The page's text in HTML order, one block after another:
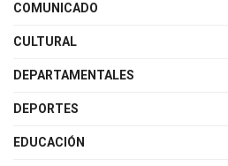
COMUNICADO
CULTURAL
DEPARTAMENTALES
DEPORTES
EDUCACIÓN